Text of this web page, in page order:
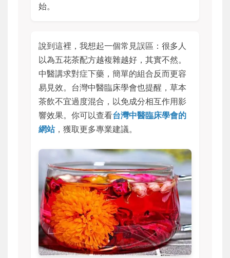
始。
說到這裡，我想起一個常見誤區：很多人
以為五花茶配方越複雜越好，其實不然。
中醫講求對症下藥，簡單的組合反而更容
易見效。台灣中醫臨床學會也提醒，草本
茶飲不宜過度混合，以免成分相互作用影
響效果。你可以查看台灣中醫臨床學會的
網站，獲取更多專業建議。